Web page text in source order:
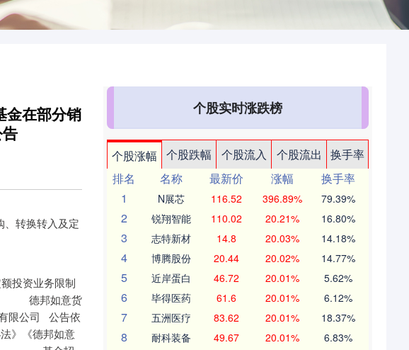
金在部分销
资业务限制
邦如意货
公告依
邦如意
个股实时涨跌榜
个股涨幅 个股跌幅 个股流入 个股流出
换手率
排名
名称 最新价 涨幅
换手率
1
N展芯 116.52 396.89% 79.39%
2 锐翔智能 110.02 20.21% 16.80%
3 志特新材 14.8 20.03% 14.18%
4 博腾股份 20.44 20.02% 14.77%
5 近岸蛋白 46.72 20.01% 5.62%
6 毕得医药 61.6 20.01% 6.12%
7 五洲医疗 83.62 20.01% 18.37%
8 耐科装备 49.67 20.01% 6.83%